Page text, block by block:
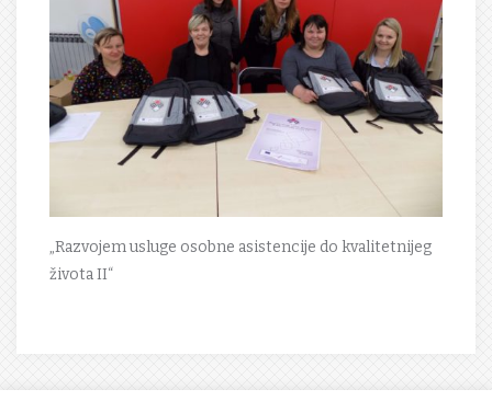
„Razvojem usluge osobne asistencije do kvalitetnijeg
života II“